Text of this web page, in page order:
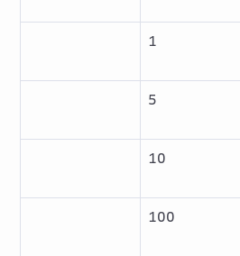
1
5
10
100